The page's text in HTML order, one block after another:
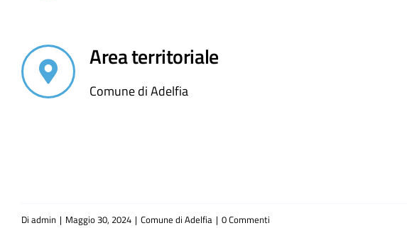
Area territoriale
Comune di Adelfia
Di admin | Maggio 30, 2024 | Comune di Adelfia | 0 Commenti